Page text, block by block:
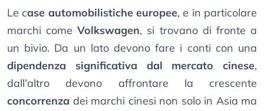
Le case automobilistiche europee, e in particolare
marchi comeVolkswagen, si trovano di fronte a
un bivio. Da un lato devono fare i conti con una
dipendenza significativa dal mercato cinese,
dall’altro devono affrontare la crescente
concorrenza dei marchi cinesi non solo in Asia ma